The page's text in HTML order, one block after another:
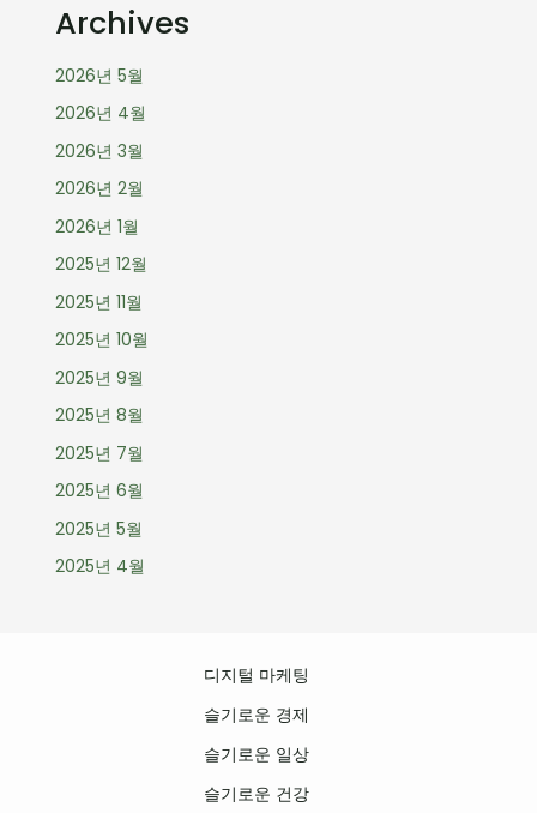
Archives
2026년 5월
2026년 4월
2026년 3월
2026년 2월
2026년 1월
2025년 12월
2025년 11월
2025년 10월
2025년 9월
2025년 8월
2025년 7월
2025년 6월
2025년 5월
2025년 4월
디지털 마케팅
슬기로운 경제
슬기로운 일상
슬기로운 건강